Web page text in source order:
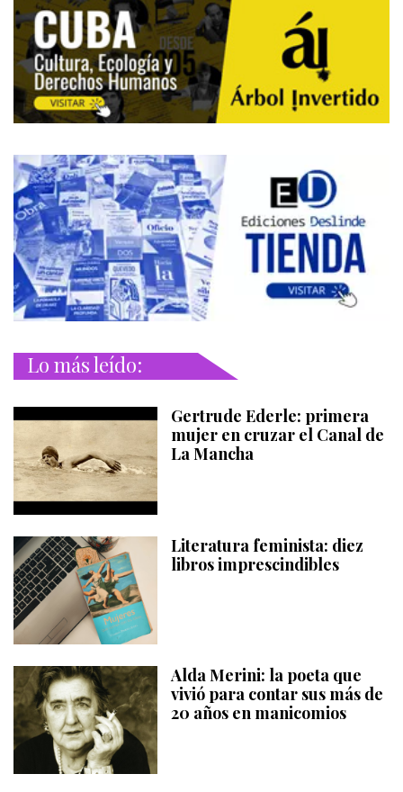
Lo más leído:
Gertrude Ederle: primera
mujer en cruzar el Canal de
La Mancha
Literatura feminista: diez
libros imprescindibles
Alda Merini: la poeta que
vivió para contar sus más de
20 años en manicomios